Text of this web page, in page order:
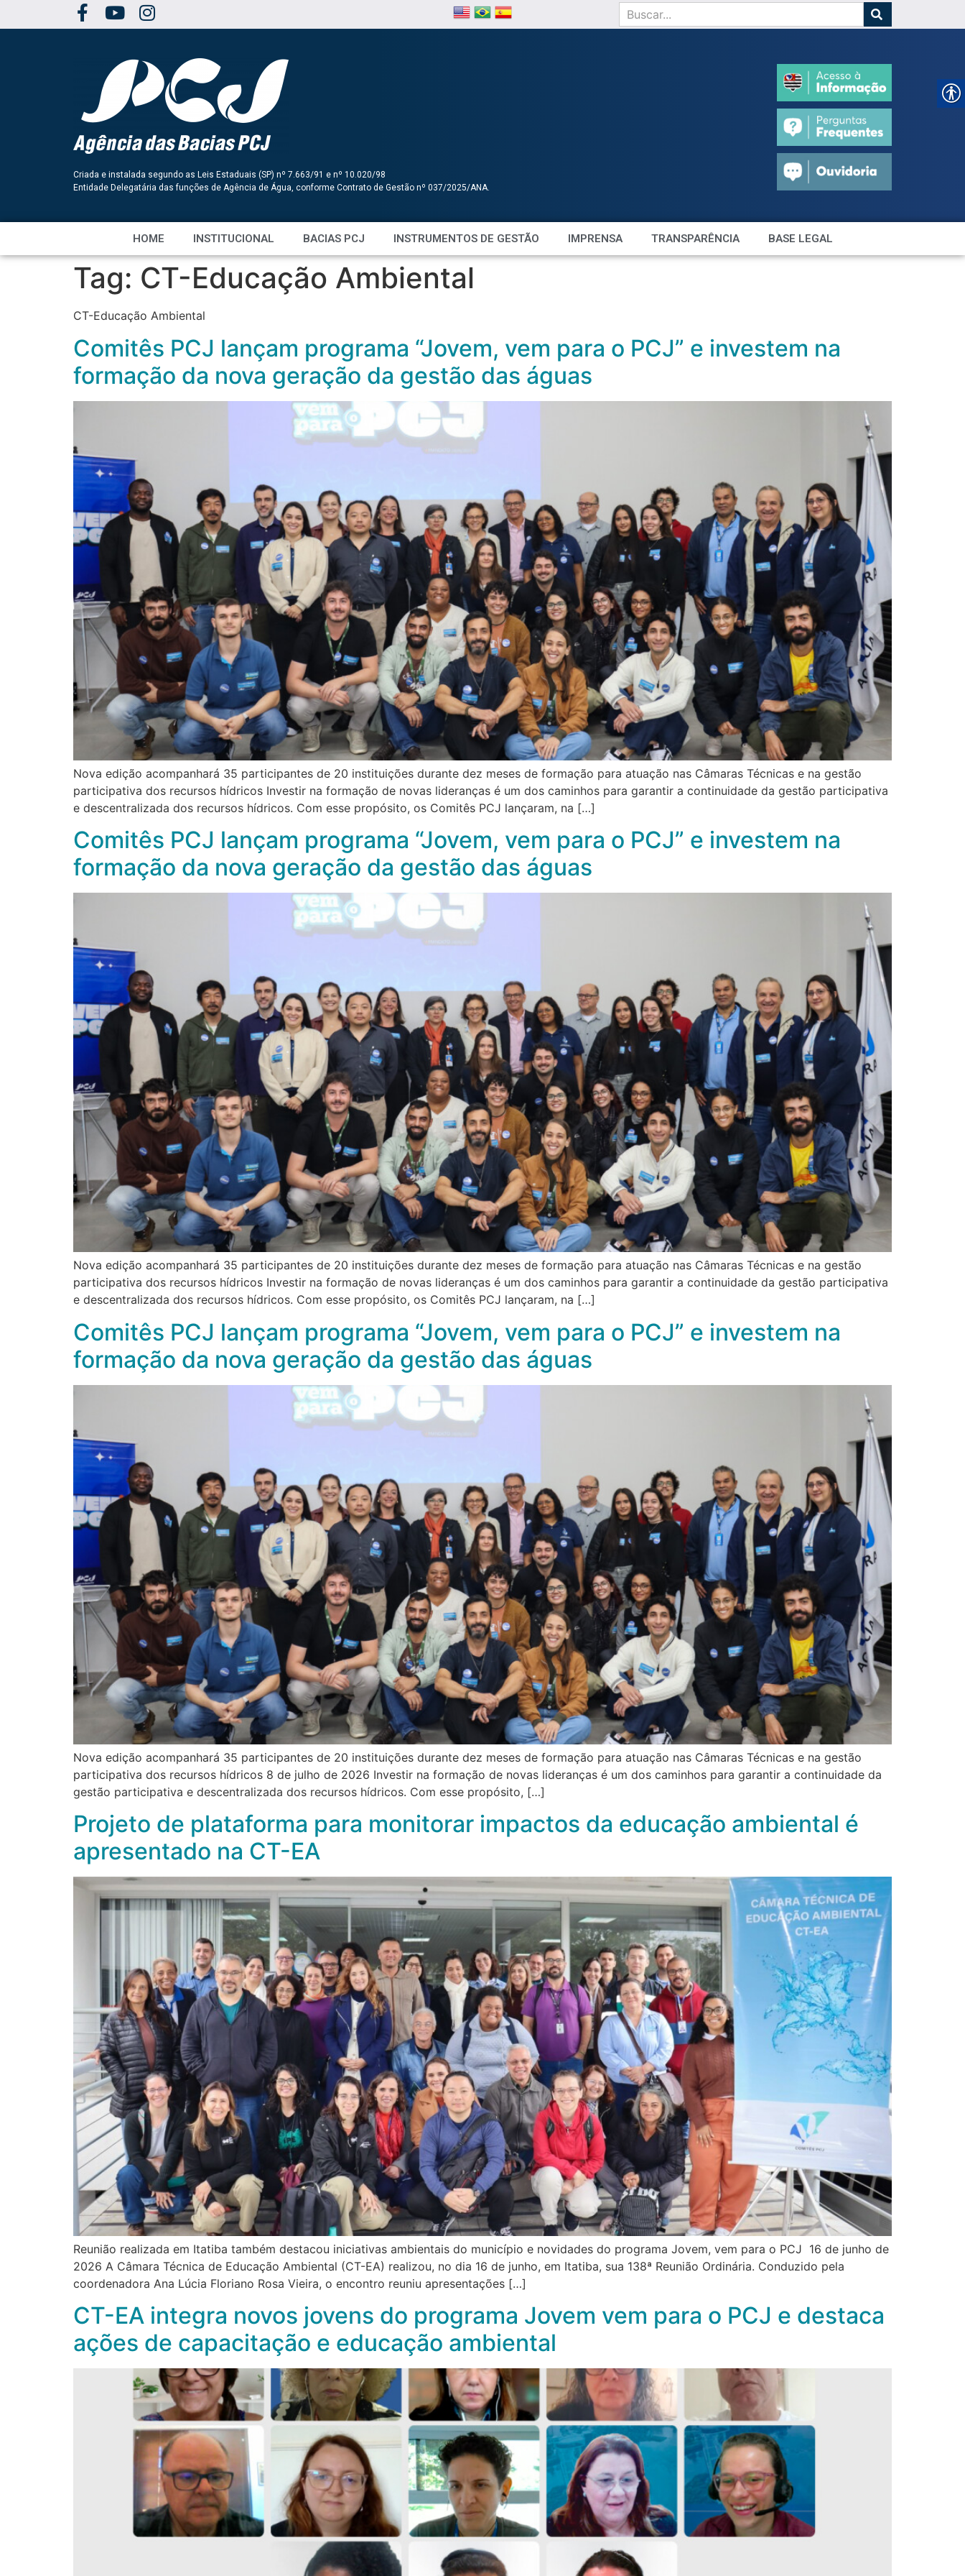
Criada e instalada segundo as Leis Estaduais (SP) nº 7.663/91 e nº 10.020/98
Entidade Delegatária das funções de Agência de Água, conforme Contrato de Gestão nº 037/2025/ANA.
HOME INSTITUCIONAL BACIAS PCJ INSTRUMENTOS DE GESTÃO IMPRENSA TRANSPARÊNCIA BASE LEGAL
Tag: CT-Educação Ambiental
CT-Educação Ambiental
Comitês PCJ lançam programa “Jovem, vem para o PCJ” e investem na
formação da nova geração da gestão das águas
Nova edição acompanhará 35 participantes de 20 instituições durante dez meses de formação para atuação nas Câmaras Técnicas e na gestão
participativa dos recursos hídricos Investir na formação de novas lideranças é um dos caminhos para garantir a continuidade da gestão participativa
e descentralizada dos recursos hídricos. Com esse propósito, os Comitês PCJ lançaram, na […]
Comitês PCJ lançam programa “Jovem, vem para o PCJ” e investem na
formação da nova geração da gestão das águas
Nova edição acompanhará 35 participantes de 20 instituições durante dez meses de formação para atuação nas Câmaras Técnicas e na gestão
participativa dos recursos hídricos Investir na formação de novas lideranças é um dos caminhos para garantir a continuidade da gestão participativa
e descentralizada dos recursos hídricos. Com esse propósito, os Comitês PCJ lançaram, na […]
Comitês PCJ lançam programa “Jovem, vem para o PCJ” e investem na
formação da nova geração da gestão das águas
Nova edição acompanhará 35 participantes de 20 instituições durante dez meses de formação para atuação nas Câmaras Técnicas e na gestão
participativa dos recursos hídricos 8 de julho de 2026 Investir na formação de novas lideranças é um dos caminhos para garantir a continuidade da
gestão participativa e descentralizada dos recursos hídricos. Com esse propósito, […]
Projeto de plataforma para monitorar impactos da educação ambiental é
apresentado na CT-EA
Reunião realizada em Itatiba também destacou iniciativas ambientais do município e novidades do programa Jovem, vem para o PCJ 16 de junho de
2026 A Câmara Técnica de Educação Ambiental (CT-EA) realizou, no dia 16 de junho, em Itatiba, sua 138ª Reunião Ordinária. Conduzido pela
coordenadora Ana Lúcia Floriano Rosa Vieira, o encontro reuniu apresentações […]
CT-EA integra novos jovens do programa Jovem vem para o PCJ e destaca
ações de capacitação e educação ambiental